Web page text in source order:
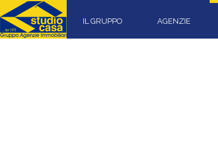
IL GRUPPO AGENZIE